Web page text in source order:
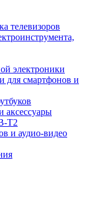
телевизоров
электроники
для смартфонов и
аксессуары
T2
и аудио-видео